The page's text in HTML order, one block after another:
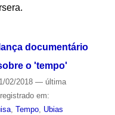
documentário
o 'tempo'
02/2018 — última
em:
, Tempo, Ubias